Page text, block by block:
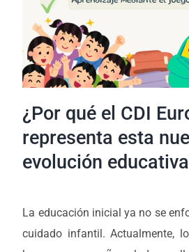
¿Por qué el CDI
representa esta
evolución
La educación inicial ya no se
cuidado infantil. Actualmente,